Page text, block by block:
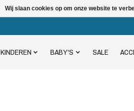
KINDEREN BABY'S SALE
Wij slaan cookies op om onze website te